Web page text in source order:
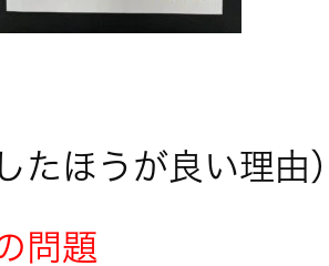
たほうが良い理由）
問題